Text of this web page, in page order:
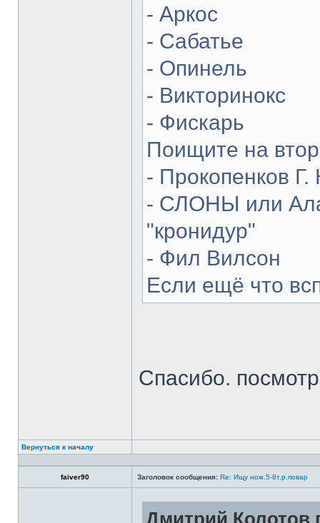
- Аркос
- Сабатье
- Опинель
- Викторинокс
- Фискарь
Поищите на
- Прокопенков Г.
- СЛОНЫ или
"кронидур"
- Фил Вилсон
Если ещё что
Спасибо.
Вернуться к началу
faiver90 Заголовок сообщения: Re: Ищу нож.5-8т.р.повар
Дмитрий Колотов